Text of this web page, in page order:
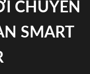
CHUYÊN
SMART